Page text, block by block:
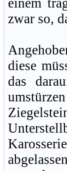
zwar so,
diese
das